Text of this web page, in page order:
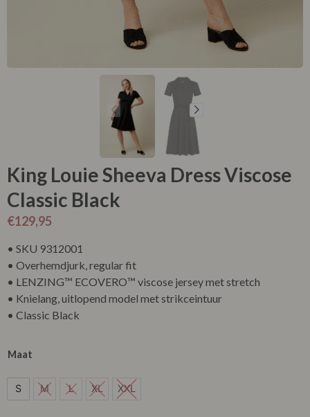
King Louie Sheeva Dress Viscose
Classic Black
€129,95
• SKU 9312001
• Overhemdjurk, regular fit
• LENZING™ ECOVERO™ viscose jersey met stretch
• Knielang, uitlopend model met strikceintuur
• Classic Black
Maat
S
S M L XL XXL